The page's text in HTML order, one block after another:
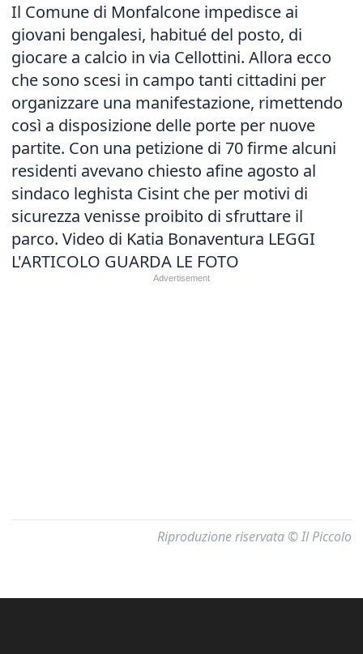
Il Comune di Monfalcone impedisce ai
giovani bengalesi, habitué del posto, di
giocare a calcio in via Cellottini. Allora ecco
che sono scesi in campo tanti cittadini per
organizzare una manifestazione, rimettendo
così a disposizione delle porte per nuove
partite. Con una petizione di 70 firme alcuni
residenti avevano chiesto afine agosto al
sindaco leghista Cisint che per motivi di
sicurezza venisse proibito di sfruttare il
parco. Video di Katia Bonaventura LEGGI
L'ARTICOLO GUARDA LE FOTO
Riproduzione riservata © Il Piccolo